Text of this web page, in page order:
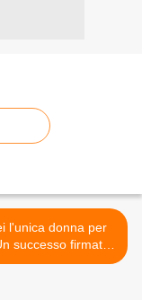
l'unica donna per
successo firmato
Alan Sorrenti >